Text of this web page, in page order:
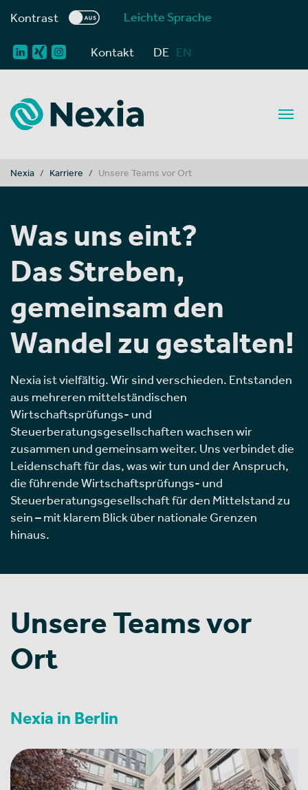
Kontrast Leichte Sprache
Kontakt DE EN
You are here:
Nexia Karriere Unsere Teams vor Ort
Was uns eint?
Das Streben,
gemeinsam den
Wandel zu gestalten!
Nexia ist vielfältig. Wir sind verschieden. Entstanden
aus mehreren mittelständischen
Wirtschaftsprüfungs- und
Steuerberatungsgesellschaften wachsen wir
zusammen und gemeinsam weiter. Uns verbindet die
Leidenschaft für das, was wir tun und der Anspruch,
die führende Wirtschaftsprüfungs- und
Steuerberatungsgesellschaft für den Mittelstand zu
sein – mit klarem Blick über nationale Grenzen
hinaus.
Unsere Teams vor
Ort
Nexia in Berlin